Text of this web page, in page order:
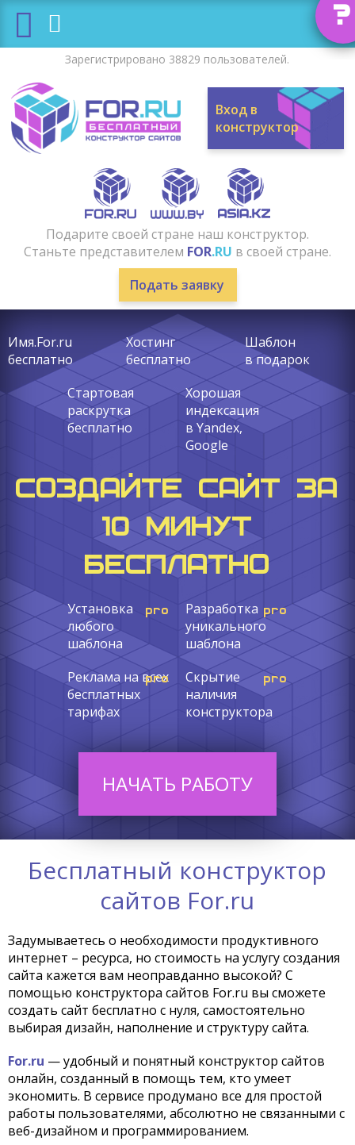
?
Зарегистрировано 38829 пользователей.
Вход в
конструктор
Подарите своей стране наш конструктор.
Станьте представителем FOR.RU в своей стране.
Подать заявку
Имя.For.ru
бесплатно
Хостинг
бесплатно
Шаблон
в подарок
Стартовая
раскрутка
бесплатно
Хорошая
индексация
в Yandex,
Google
СОЗДАЙТЕ САЙТ ЗА
10 МИНУТ
БЕСПЛАТНО
Установка
любого
шаблона
Разработка
уникального
шаблона
Реклама на всех
бесплатных
тарифах
Скрытие
наличия
конструктора
НАЧАТЬ РАБОТУ
Бесплатный конструктор
сайтов For.ru
Задумываетесь о необходимости продуктивного
интернет – ресурса, но стоимость на услугу создания
сайта кажется вам неоправданно высокой? С
помощью конструктора сайтов For.ru вы сможете
создать сайт бесплатно с нуля, самостоятельно
выбирая дизайн, наполнение и структуру сайта.
For.ru — удобный и понятный конструктор сайтов
онлайн, созданный в помощь тем, кто умеет
экономить. В сервисе продумано все для простой
работы пользователями, абсолютно не связанными с
веб-дизайном и программированием.